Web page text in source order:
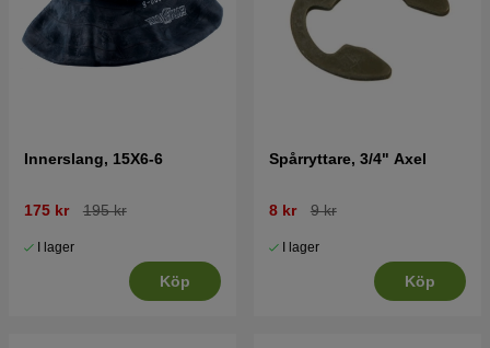
Innerslang, 15X6-6
175 kr 195 kr
I lager
Köp
Spårryttare, 3/4" Axel
8 kr 9 kr
I lager
Köp